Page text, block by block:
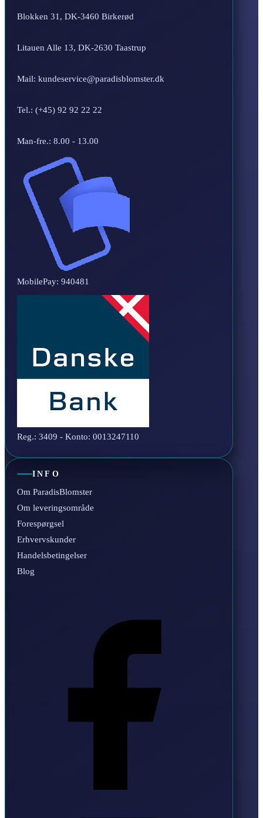
Blokken 31, DK-3460 Birkerød
Litauen Alle 13, DK-2630 Taastrup
Mail: kundeservice@paradisblomster.dk
Tel.: (+45) 92 92 22 22
Man-fre.: 8.00 - 13.00
MobilePay: 940481
Reg.: 3409 - Konto: 0013247110
INFO
Om ParadisBlomster
Om leveringsområde
Forespørgsel
Erhvervskunder
Handelsbetingelser
Blog